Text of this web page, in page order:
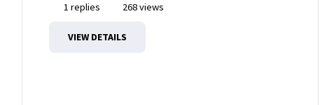
1 replies
268 views
VIEW DETAILS